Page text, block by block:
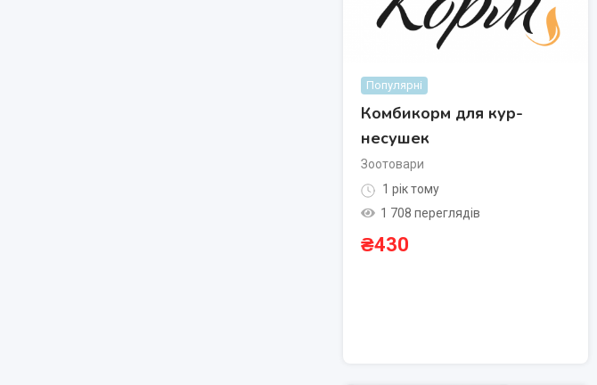
Популярні
Комбикорм для кур-
несушек
Зоотовари
1 рік тому
1 708 переглядів
₴430